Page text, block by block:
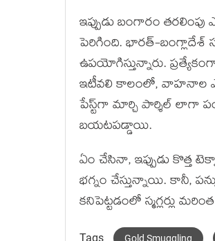
ఇప్పుడు బంగారం
పెరిగింది. భారత్-బంగ్లాదేశ్
ఉపయోగిస్తున్నారు.
ఇటీవలి కాలంలో, వాహనాల
పేస్ట్‌గా మార్చి పార్శిల్ లాగా
బయటపడ్డాయి.
ఏం చేసినా, ఇప్పుడు కొత్త
భగ్నం చేస్తున్నాయి. కానీ,
కనిపెట్టడంలో స్మగ్లర్లు
Tags Gold Smuggling